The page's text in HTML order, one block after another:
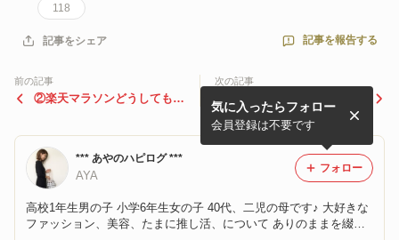
118
記事をシェア 記事を報告する
前の記事
②楽天マラソンどうしても購
次の記事
ひと目みたらキュンするデメ
リットなしのお値段以上
品！！/マツエク
*** あやのハピログ ***
AYA
高校1年生男の子 小学6年生女の子 40代、二児の母です♪ 大好きな
ファッション、美容、たまに推し活、について ありのままを綴っ
気に入ったらフォロー
会員登録は不要です
フォロー